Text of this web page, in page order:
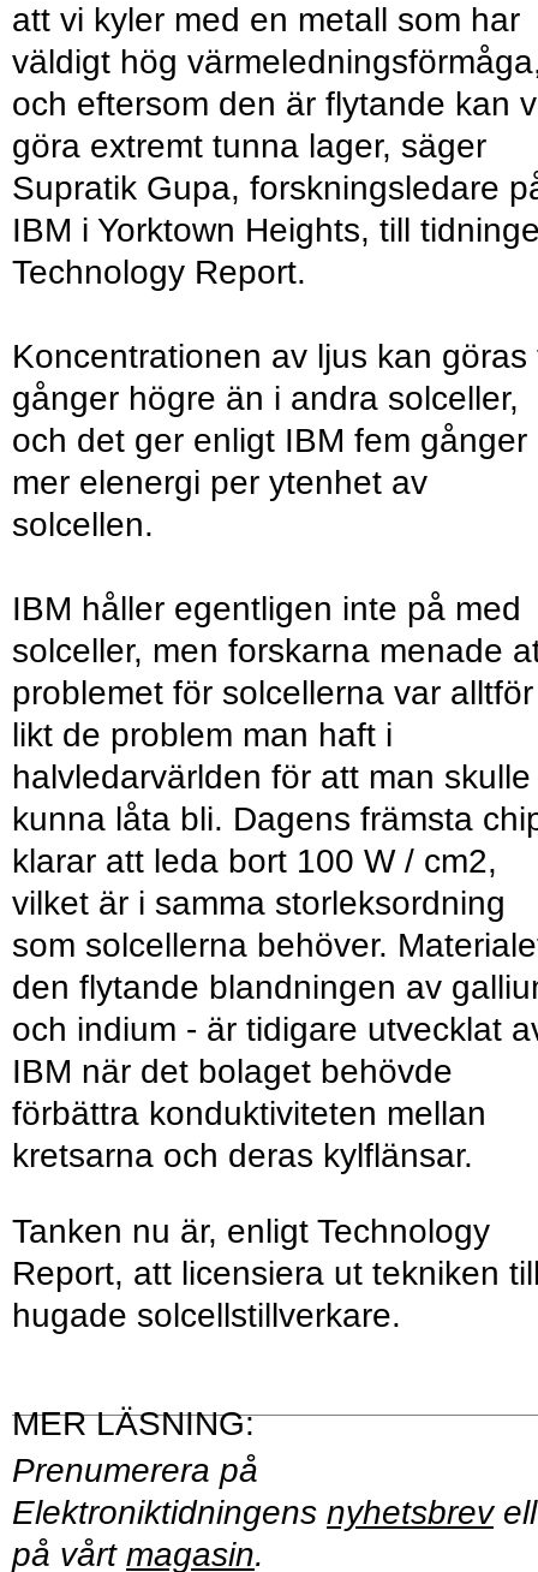
att vi kyler med en metall som har
väldigt hög
och eftersom den är flytande kan
göra extremt tunna lager, säger
Supratik Gupa, forskningsledare
IBM i Yorktown Heights, till
Technology Report.
Koncentrationen av ljus kan göras
gånger högre än i andra solceller,
och det ger enligt IBM fem gånger
mer elenergi per ytenhet av
solcellen.
IBM håller egentligen inte på med
solceller, men forskarna menade
problemet för solcellerna var alltför
likt de problem man haft i
halvledarvärlden för att man skulle
kunna låta bli. Dagens främsta
klarar att leda bort 100 W / cm2,
vilket är i samma storleksordning
som solcellerna behöver.
den flytande blandningen av
och indium - är tidigare utvecklat
IBM när det bolaget behövde
förbättra konduktiviteten mellan
kretsarna och deras kylflänsar.
Tanken nu är, enligt Technology
Report, att licensiera ut tekniken
hugade solcellstillverkare.
Prenumerera på
Elektroniktidningens nyhetsbrev
på vårt magasin.